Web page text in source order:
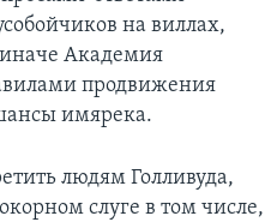
на виллах,
Академия
продвижения
имярека.
людям Голливуда,
слуге в том числе,